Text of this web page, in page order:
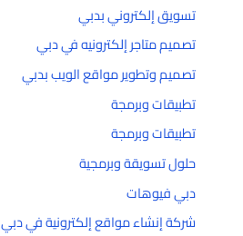
تسويق إلكتروني بدبي
تصميم متاجر إلكترونيه في دبي
تصميم وتطوير مواقع الويب بدبي
تطبيقات وبرمجة
تطبيقات وبرمجة
حلول تسويقة وبرمجية
دبي فيوهات
شركة إنشاء مواقع إلكترونية في دبي